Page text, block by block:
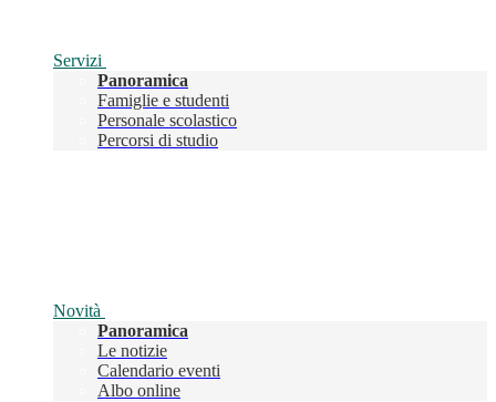
Servizi
Panoramica
Famiglie e studenti
Personale scolastico
Percorsi di studio
Novità
Panoramica
Le notizie
Calendario eventi
Albo online